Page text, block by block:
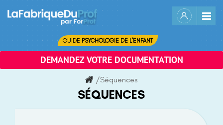
content
GUIDE PSYCHOLOGIE DE L'ENFANT
DEMANDEZ VOTRE DOCUMENTATION
/Séquences
SÉQUENCES